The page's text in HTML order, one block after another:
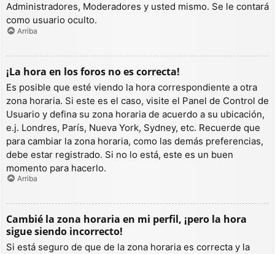
Administradores, Moderadores y usted mismo. Se le contará
como usuario oculto.
Arriba
¡La hora en los foros no es correcta!
Es posible que esté viendo la hora correspondiente a otra
zona horaria. Si este es el caso, visite el Panel de Control de
Usuario y defina su zona horaria de acuerdo a su ubicación,
e.j. Londres, París, Nueva York, Sydney, etc. Recuerde que
para cambiar la zona horaria, como las demás preferencias,
debe estar registrado. Si no lo está, este es un buen
momento para hacerlo.
Arriba
Cambié la zona horaria en mi perfil, ¡pero la hora
sigue siendo incorrecto!
Si está seguro de que de la zona horaria es correcta y la